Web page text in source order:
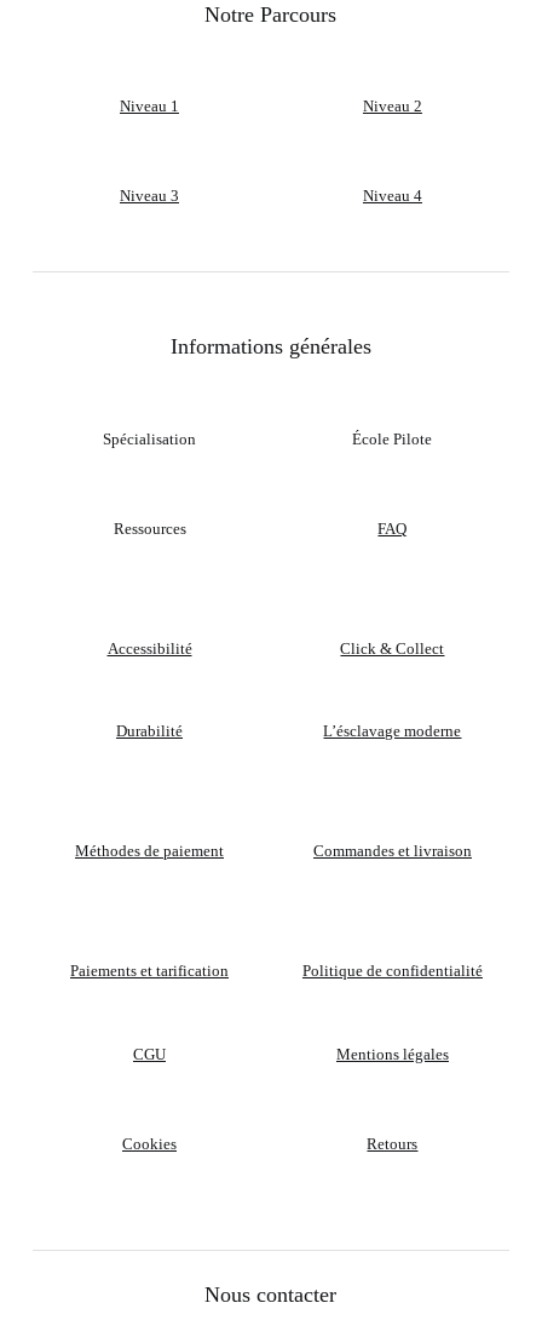
Notre Parcours
Niveau 1 Niveau 2
Niveau 3 Niveau 4
Informations générales
Spécialisation École Pilote
Ressources FAQ
Accessibilité Click & Collect
Durabilité L’ésclavage moderne
Méthodes de paiement Commandes et livraison
Paiements et tarification Politique de confidentialité
CGU Mentions légales
Cookies Retours
Nous contacter